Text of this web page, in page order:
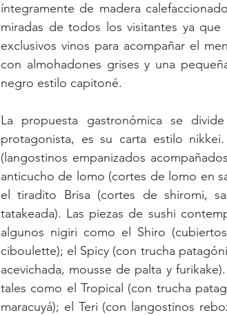
íntegramente de madera
miradas de todos los visitantes ya
exclusivos vinos para acompañar el
con almohadones grises y una
negro estilo capitoné.
La propuesta gastronómica se
protagonista, es su carta estilo
(langostinos empanizados
anticucho de lomo (cortes de lomo en
el tiradito Brisa (cortes de shiromi,
tatakeada). Las piezas de sushi
algunos nigiri como el Shiro
ciboulette); el Spicy (con trucha
acevichada, mousse de palta y
tales como el Tropical (con trucha
maracuyá); el Teri (con langostinos